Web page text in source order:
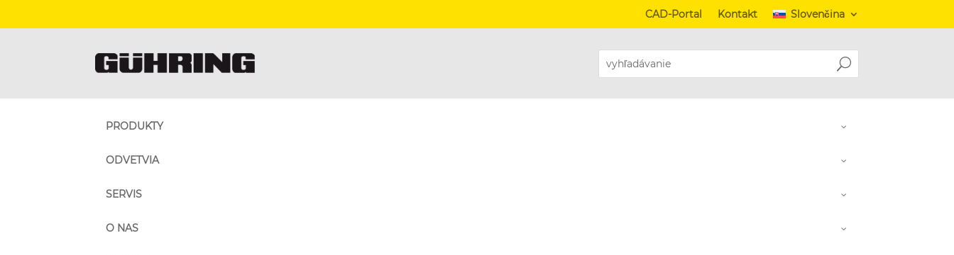
CAD-Portal Kontakt Slovenčina
PRODUKTY
ODVETVIA
SERVIS
O NAS